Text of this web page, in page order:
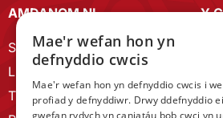
AMDANOM NI
Strategaeth 2023-28
Llywodraethu
Tîm Staff
Y
Mae'r wefan hon yn
defnyddio cwcis
Mae'r wefan hon yn defnyddio cwcis i
profiad y defnyddiwr. Drwy ddefnyddio
gwefan rydych yn caniatáu bob cwci yn